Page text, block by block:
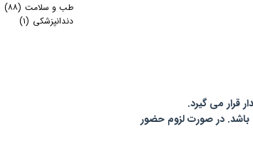
قرار می گیرد.
در صورت لزوم حضور
طب و سلامت (۸۸)
دندانپزشکی (۱)